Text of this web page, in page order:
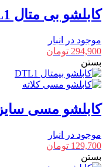
کابلشو بی متال DTL1 سایز 95 با سوراخ 12
موجود در انبار
294,900 تومان
بستن
کابلشو مسی سایز 35
موجود در انبار
129,700 تومان
بستن